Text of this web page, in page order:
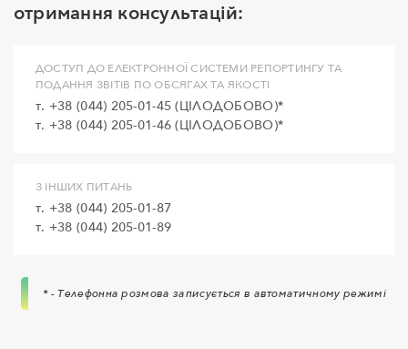
отримання консультацій:
ДОСТУП ДО ЕЛЕКТРОННОЇ СИСТЕМИ РЕПОРТИНГУ ТА
ПОДАННЯ ЗВІТІВ ПО ОБСЯГАХ ТА ЯКОСТІ
т. +38 (044) 205-01-45 (ЦІЛОДОБОВО)*
т. +38 (044) 205-01-46 (ЦІЛОДОБОВО)*
З ІНШИХ ПИТАНЬ
т. +38 (044) 205-01-87
т. +38 (044) 205-01-89
* - Телефонна розмова записується в автоматичному режимі